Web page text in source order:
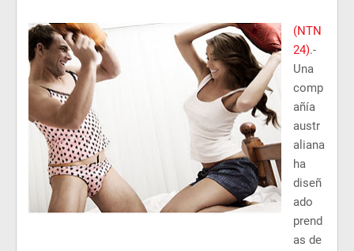
(NTN
24).-
Una
comp
añía
austr
aliana
ha
diseñ
ado
prend
as de